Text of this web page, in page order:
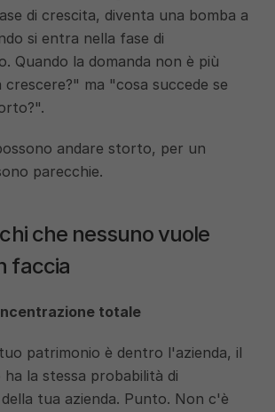
di crescita, diventa una bomba a
si entra nella fase di
Quando la domanda non è più
ma "cosa succede se
andare storto, per un
parecchie.
che nessuno vuole
faccia
totale
patrimonio è dentro l'azienda, il
la stessa probabilità di
tua azienda. Punto. Non c'è